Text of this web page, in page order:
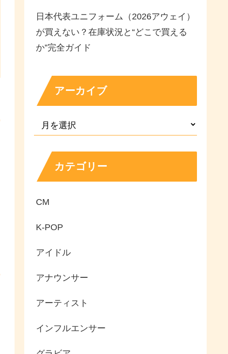
日本代表ユニフォーム（2026アウェイ）
が買えない？在庫状況と“どこで買える
か”完全ガイド
アーカイブ
カテゴリー
CM
K-POP
アイドル
アナウンサー
アーティスト
インフルエンサー